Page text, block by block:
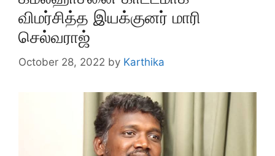
விமர்சித்த இயக்குனர் மாரி
செல்வராஜ்
October 28, 2022 by Karthika